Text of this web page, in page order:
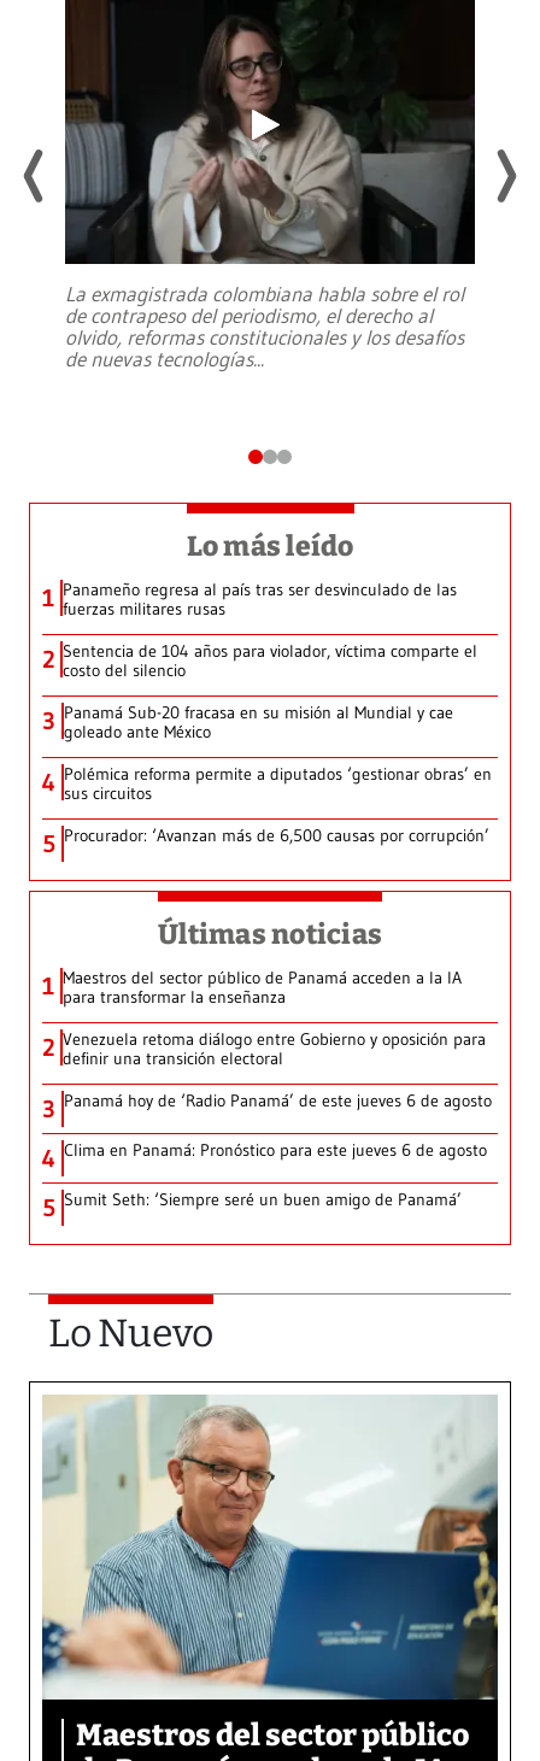
La exmagistrada colombiana habla sobre el rol
de contrapeso del periodismo, el derecho al
olvido, reformas constitucionales y los desafíos
de nuevas tecnologías...
Lo más leído
1 Panameño regresa al país tras ser desvinculado de las
fuerzas militares rusas
2 Sentencia de 104 años para violador, víctima comparte el
costo del silencio
3 Panamá Sub-20 fracasa en su misión al Mundial y cae
goleado ante México
4 Polémica reforma permite a diputados ‘gestionar obras’ en
sus circuitos
5 Procurador: ‘Avanzan más de 6,500 causas por corrupción’
Últimas noticias
1 Maestros del sector público de Panamá acceden a la IA
para transformar la enseñanza
2 Venezuela retoma diálogo entre Gobierno y oposición para
definir una transición electoral
3 Panamá hoy de ‘Radio Panamá’ de este jueves 6 de agosto
4 Clima en Panamá: Pronóstico para este jueves 6 de agosto
5 Sumit Seth: ‘Siempre seré un buen amigo de Panamá’
Lo Nuevo
Maestros del sector público